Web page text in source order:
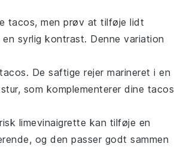
tacos, men prøv at tilføje lidt
syrlig kontrast. Denne variation
De saftige rejer marineret i en
som komplementerer dine tacos
limevinaigrette kan tilføje en
og den passer godt sammen